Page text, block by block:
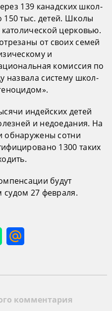
139 канадских школ-
тыс. детей. Школы
церковью.
от своих семей
и
комиссия по
назвала систему школ-
индейских детей
и недоедания. На
обнаружены сотни
1300 таких
будут
27 февраля.
комментария